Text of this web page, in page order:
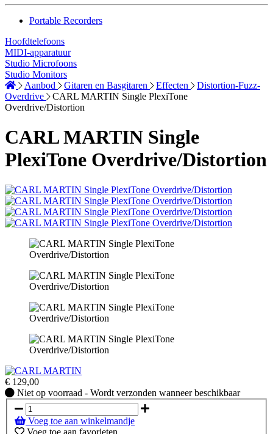
Portable Recorders
Hoofdtelefoons
MIDI-apparatuur
Studio Microfoons
Studio Monitors
Aanbod
Gitaren en Basgitaren Effecten
Distortion-Fuzz-
Overdrive
CARL MARTIN Single PlexiTone
Overdrive/Distortion
CARL MARTIN Single
PlexiTone Overdrive/Distortion
€ 129,00
Niet
op
voorraad
-
Niet op voorraad - Wordt verzonden wanneer beschikbaar
Voeg toe aan winkelmandje